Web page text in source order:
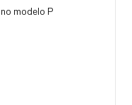
modelo P